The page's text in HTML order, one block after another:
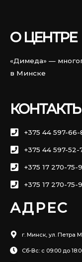
О ЦЕНТРЕ
«Димеда» —
в Минске
+375 44 597-66-
+375 44 597-52-
+375 17 270-75-
+375 17 270-75-
АДРЕС
г. Минск, ул. Петра
Сб-Вс: с 09:00 до